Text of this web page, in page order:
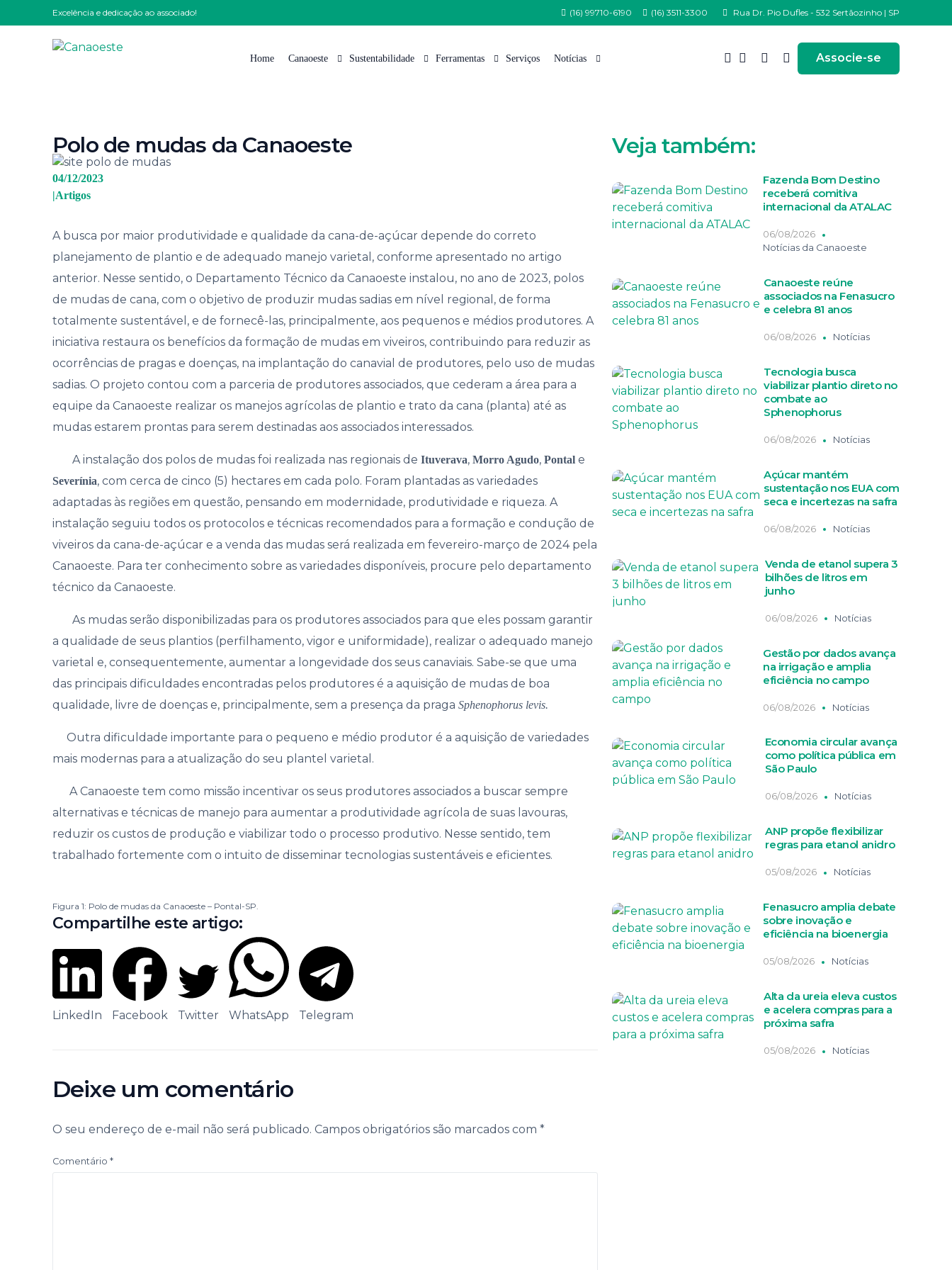
Excelência e dedicação ao associado! (16) 99710-6190 (16) 3511-3300 Rua Dr. Pio Dufles - 532 Sertãozinho | SP
Home Canaoeste
Nossa Equipe
Contato e Comunicação
Código de Ética
Governança
Sustentabilidade
Programa Semeia
Ferramentas Serviços Notícias
Artigos Técnicos
Associe-se
Polo de mudas da Canaoeste
04/12/2023
Artigos
A busca por maior produtividade e qualidade da cana-de-açúcar depende do correto
planejamento de plantio e de adequado manejo varietal, conforme apresentado no artigo
anterior. Nesse sentido, o Departamento Técnico da Canaoeste instalou, no ano de 2023, polos
de mudas de cana, com o objetivo de produzir mudas sadias em nível regional, de forma
totalmente sustentável, e de fornecê-las, principalmente, aos pequenos e médios produtores. A
iniciativa restaura os benefícios da formação de mudas em viveiros, contribuindo para reduzir as
ocorrências de pragas e doenças, na implantação do canavial de produtores, pelo uso de mudas
sadias. O projeto contou com a parceria de produtores associados, que cederam a área para a
equipe da Canaoeste realizar os manejos agrícolas de plantio e trato da cana (planta) até as
mudas estarem prontas para serem destinadas aos associados interessados.
A instalação dos polos de mudas foi realizada nas regionais de Ituverava, Morro Agudo, Pontal e
Severínia, com cerca de cinco (5) hectares em cada polo. Foram plantadas as variedades
adaptadas às regiões em questão, pensando em modernidade, produtividade e riqueza. A
instalação seguiu todos os protocolos e técnicas recomendados para a formação e condução de
viveiros da cana-de-açúcar e a venda das mudas será realizada em fevereiro-março de 2024 pela
Canaoeste. Para ter conhecimento sobre as variedades disponíveis, procure pelo departamento
técnico da Canaoeste.
As mudas serão disponibilizadas para os produtores associados para que eles possam garantir
a qualidade de seus plantios (perfilhamento, vigor e uniformidade), realizar o adequado manejo
varietal e, consequentemente, aumentar a longevidade dos seus canaviais. Sabe-se que uma
das principais dificuldades encontradas pelos produtores é a aquisição de mudas de boa
qualidade, livre de doenças e, principalmente, sem a presença da praga Sphenophorus levis.
Outra dificuldade importante para o pequeno e médio produtor é a aquisição de variedades
mais modernas para a atualização do seu plantel varietal.
A Canaoeste tem como missão incentivar os seus produtores associados a buscar sempre
alternativas e técnicas de manejo para aumentar a produtividade agrícola de suas lavouras,
reduzir os custos de produção e viabilizar todo o processo produtivo. Nesse sentido, tem
trabalhado fortemente com o intuito de disseminar tecnologias sustentáveis e eficientes.
Figura 1: Polo de mudas da Canaoeste – Pontal-SP.
Compartilhe este artigo:
LinkedIn Facebook Twitter WhatsApp Telegram
Deixe um comentário
O seu endereço de e-mail não será publicado. Campos obrigatórios são marcados com *
Comentário *
Veja também:
Fazenda Bom Destino
receberá comitiva
internacional da ATALAC
06/08/2026
Notícias da Canaoeste
Canaoeste reúne
associados na Fenasucro
e celebra 81 anos
06/08/2026 Notícias
Tecnologia busca
viabilizar plantio direto no
combate ao
Sphenophorus
06/08/2026 Notícias
Açúcar mantém
sustentação nos EUA com
seca e incertezas na safra
06/08/2026 Notícias
Venda de etanol supera 3
bilhões de litros em
junho
06/08/2026 Notícias
Gestão por dados avança
na irrigação e amplia
eficiência no campo
06/08/2026 Notícias
Economia circular avança
como política pública em
São Paulo
06/08/2026 Notícias
ANP propõe flexibilizar
regras para etanol anidro
05/08/2026 Notícias
Fenasucro amplia debate
sobre inovação e
eficiência na bioenergia
05/08/2026 Notícias
Alta da ureia eleva custos
e acelera compras para a
próxima safra
05/08/2026 Notícias